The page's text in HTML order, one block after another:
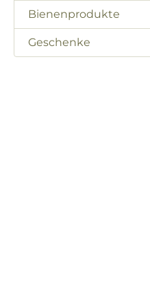
Bienenprodukte
Geschenke